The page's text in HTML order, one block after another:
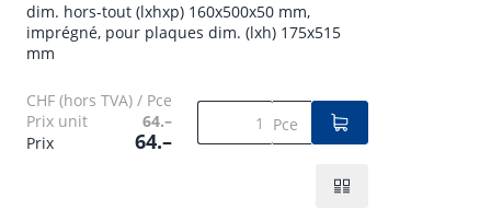
dim. hors-tout (lxhxp) 160x500x50 mm,
imprégné, pour plaques dim. (lxh) 175x515
mm
CHF (hors TVA) / Pce
Prix unit
64.–
Prix
64.–
Pce